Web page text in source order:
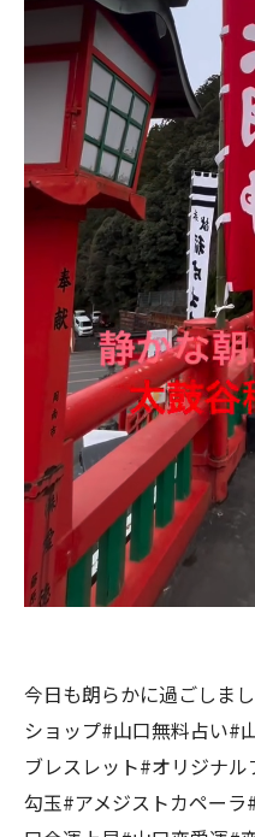
今日も朗らかに過ごしま
ショップ#山口無料占い#
ブレスレット#オリジナ
勾玉#アメジストカペー